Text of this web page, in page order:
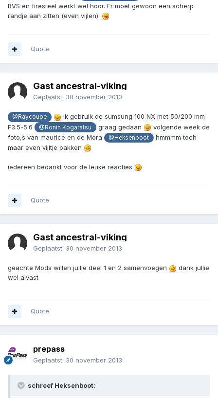
RVS en firesteel werkt wel hoor. Er moet gewoon een scherp
randje aan zitten (even vijlen).
Quote
Gast ancestral-viking
Geplaatst: 30 november 2013
@Raycoupe
ik gebruik de sumsung 100 NX met 50/200 mm
F3.5-5.6
@Ronin Kogaratsu graag gedaan
volgende week de
foto,s van maurice en de Mora
@Heksenboot
hmmmm toch
maar even vijltje pakken
iedereen bedankt voor de leuke reacties
Quote
Gast ancestral-viking
Geplaatst: 30 november 2013
geachte Mods willen jullie deel 1 en 2 samenvoegen
dank jullie
wel alvast
Quote
prepass
Geplaatst: 30 november 2013
schreef Heksenboot: